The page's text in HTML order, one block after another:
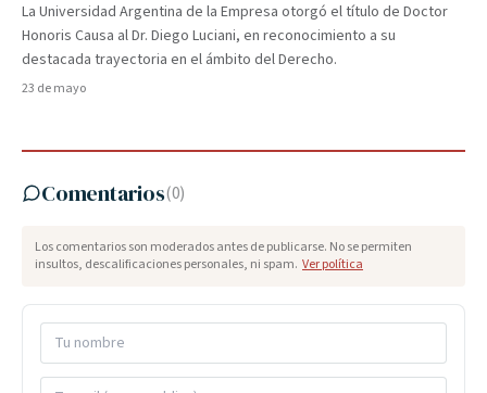
La Universidad Argentina de la Empresa otorgó el título de Doctor
Honoris Causa al Dr. Diego Luciani, en reconocimiento a su
destacada trayectoria en el ámbito del Derecho.
23 de mayo
Comentarios(0)
Los comentarios son moderados antes de publicarse. No se permiten
insultos, descalificaciones personales, ni spam. Ver política